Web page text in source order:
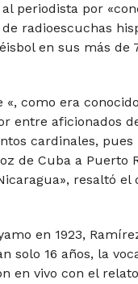
periodista por
radioescuchas
en sus más de
«, como era
entre aficionados
cardinales, pues
de Cuba a Puerto
resaltó el
en 1923,
solo 16 años, la
en vivo con el